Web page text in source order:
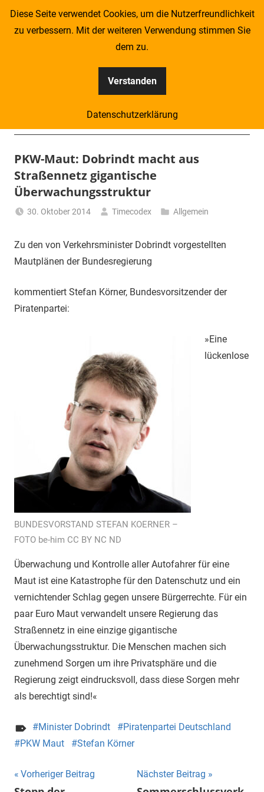
Zum
Kompass
–
Zeitung
für
Piraten
PKW-Maut: Dobrindt macht aus
Straßennetz gigantische
Überwachungsstruktur
30. Oktober 2014 Timecodex Allgemein
Zu den von Verkehrsminister Dobrindt vorgestellten
Mautplänen der Bundesregierung
kommentiert Stefan Körner, Bundesvorsitzender der
Piratenpartei:
BUNDESVORSTAND STEFAN KOERNER –
FOTO be-him CC BY NC ND
»Eine
lückenlose
Überwachung und Kontrolle aller Autofahrer für eine
Maut ist eine Katastrophe für den Datenschutz und ein
vernichtender Schlag gegen unsere Bürgerrechte. Für ein
paar Euro Maut verwandelt unsere Regierung das
Straßennetz in eine einzige gigantische
Überwachungsstruktur. Die Menschen machen sich
zunehmend Sorgen um ihre Privatsphäre und die
Regierung zeigt eindrucksvoll, dass diese Sorgen mehr
als berechtigt sind!«
Minister Dobrindt
Piratenpartei Deutschland
PKW Maut
Stefan Körner
Beitragsnavigation
Vorheriger Beitrag Nächster Beitrag
Diese Seite verwendet Cookies, um die Nutzerfreundlichkeit
zu verbessern. Mit der weiteren Verwendung stimmen Sie
dem zu.
Verstanden
Datenschutzerklärung